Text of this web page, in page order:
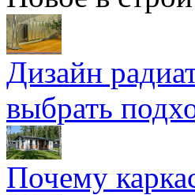
Дизайн
выбрать
Почему